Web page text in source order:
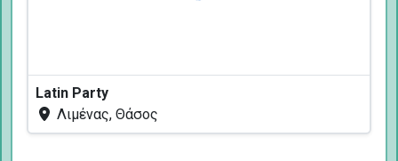
Latin Party
Λιμένας, Θάσος